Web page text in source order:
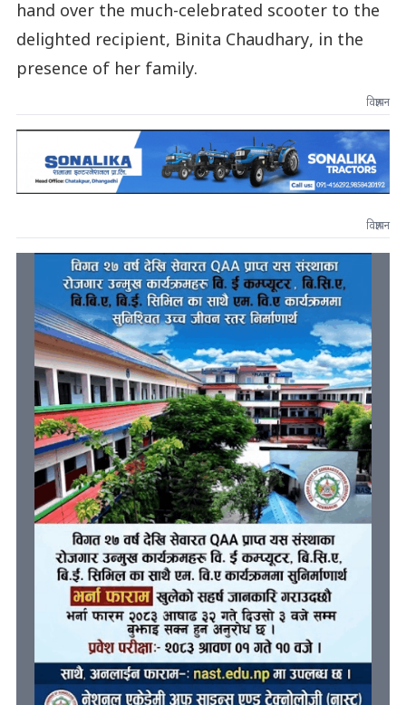
hand over the much-celebrated scooter to the
delighted recipient, Binita Chaudhary, in the
presence of her family.
विज्ञापन
विज्ञापन